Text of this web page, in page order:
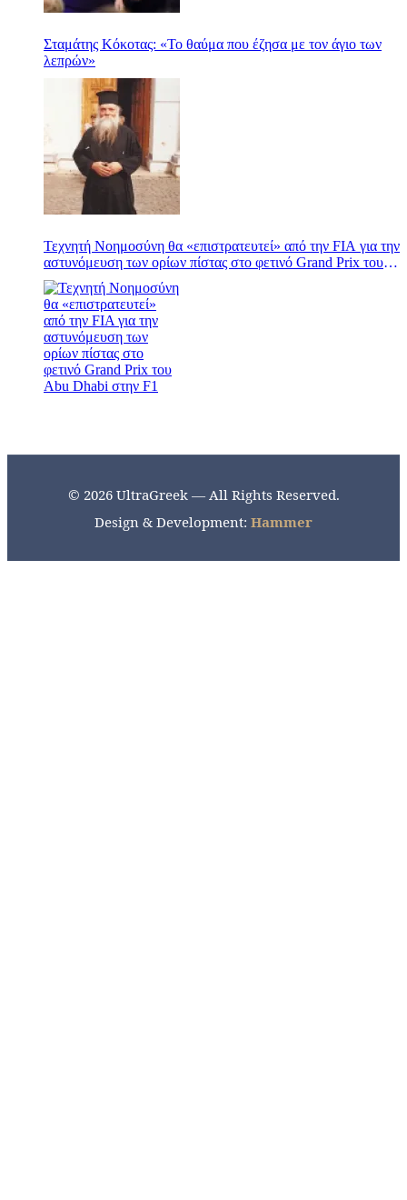
Σταμάτης Κόκοτας: «Το θαύμα που έζησα με τον άγιο των
λεπρών»
Τεχνητή Νοημοσύνη θα «επιστρατευτεί» από την FIA για την
αστυνόμευση των ορίων πίστας στο φετινό Grand Prix του
Abu Dhabi στην F1
© 2026 UltraGreek — All Rights Reserved.
Design & Development: Hammer